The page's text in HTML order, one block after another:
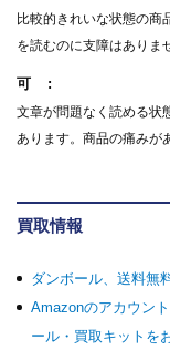
比較的きれいな状態の商
を読むのに支障はありま
可
文章が問題なく読める状
あります。商品の痛みが
買取情報
ダンボール、送料無
Amazonのアカウン
ール・買取キットを